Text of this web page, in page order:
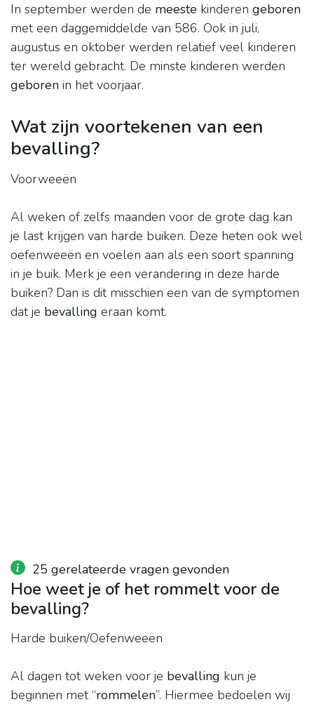
In september werden de meeste kinderen geboren
met een daggemiddelde van 586. Ook in juli,
augustus en oktober werden relatief veel kinderen
ter wereld gebracht. De minste kinderen werden
geboren in het voorjaar.
Wat zijn voortekenen van een
bevalling?
Voorweeën
Al weken of zelfs maanden voor de grote dag kan
je last krijgen van harde buiken. Deze heten ook wel
oefenweeën en voelen aan als een soort spanning
in je buik. Merk je een verandering in deze harde
buiken? Dan is dit misschien een van de symptomen
dat je bevalling eraan komt.
25 gerelateerde vragen gevonden
Hoe weet je of het rommelt voor de
bevalling?
Harde buiken/Oefenweeën
Al dagen tot weken voor je bevalling kun je
beginnen met “rommelen”. Hiermee bedoelen wij